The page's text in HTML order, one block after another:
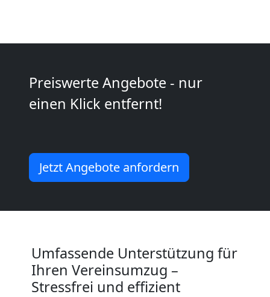
Preiswerte Angebote - nur
einen Klick entfernt!
Jetzt Angebote anfordern
Umfassende Unterstützung für
Ihren Vereinsumzug –
Stressfrei und effizient
Wiener
Neustadt
Wiener
Neustadt
Umzug